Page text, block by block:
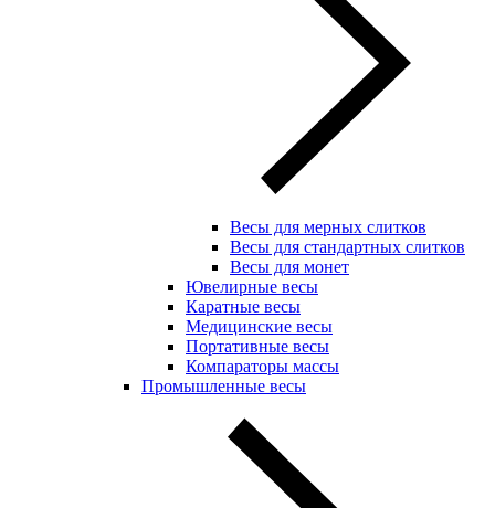
Весы для мерных слитков
Весы для стандартных слитков
Весы для монет
Ювелирные весы
Каратные весы
Медицинские весы
Портативные весы
Компараторы массы
Промышленные весы